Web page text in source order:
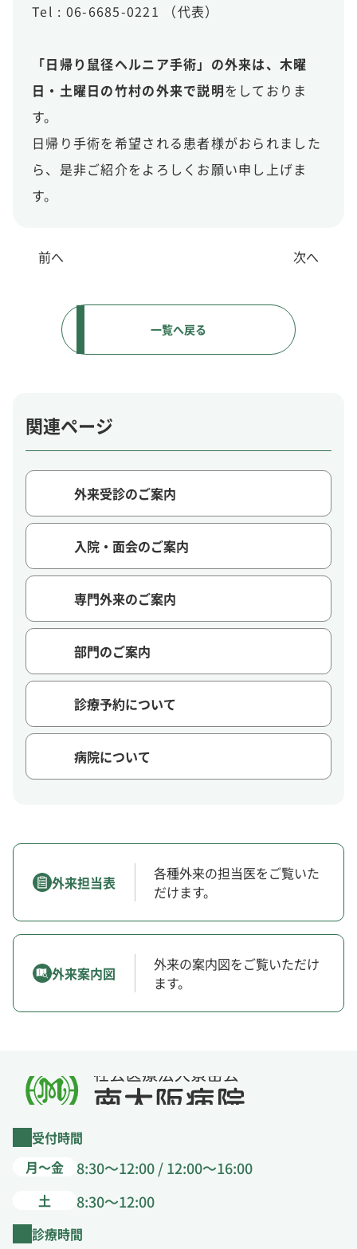
Tel : 06-6685-0221 （代表）
「日帰り鼠径ヘルニア手術」の外来は、木曜
日・土曜日の竹村の外来で説明をしておりま
す。
日帰り手術を希望される患者様がおられました
ら、是非ご紹介をよろしくお願い申し上げま
す。
前へ 次へ
一覧へ戻る
関連ページ
外来受診のご案内
入院・面会のご案内
専門外来のご案内
部門のご案内
診療予約について
病院について
外来担当表
各種外来の担当医をご覧いた
だけます。
外来案内図
外来の案内図をご覧いただけ
ます。
受付時間
月～金
8:30～12:00 / 12:00～16:00
土 8:30～12:00
診療時間